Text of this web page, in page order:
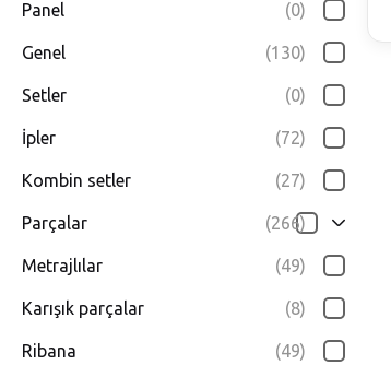
Panel (0)
Genel (130)
Setler (0)
İpler (72)
Kombin setler (27)
Parçalar (266)
Metrajlılar (49)
Karışık parçalar (8)
Ribana (49)